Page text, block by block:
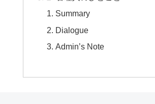
Summary
Dialogue
Admin’s Note